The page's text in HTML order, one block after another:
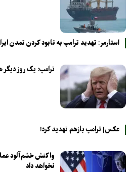
استارمر: تهدید ترامپ به نابود کردن تمدن
ترامپ: یک روز دیگر
عکس| ترامپ بازهم تهدید کرد!
واکنش خشم‌آلود
نخواهد داد